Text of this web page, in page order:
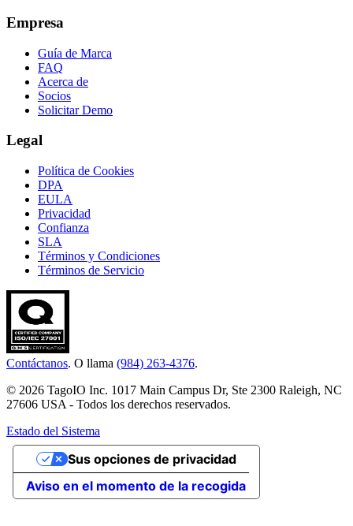
Empresa
Guía de Marca
FAQ
Acerca de
Socios
Solicitar Demo
Legal
Política de Cookies
DPA
EULA
Privacidad
Confianza
SLA
Términos y Condiciones
Términos de Servicio
Contáctanos. O llama (984) 263-4376.
© 2026 TagoIO Inc. 1017 Main Campus Dr, Ste 2300 Raleigh, NC
27606 USA - Todos los derechos reservados.
Estado del Sistema
Aviso en el momento de la recogida
Sus opciones de privacidad